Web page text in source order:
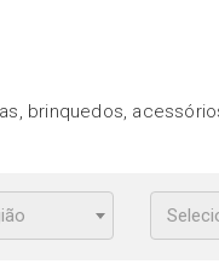
brinquedos,